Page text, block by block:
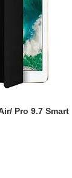
Pro 9.7 Smart